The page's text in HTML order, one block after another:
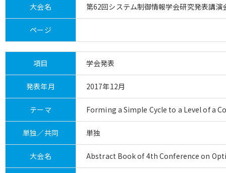
大会名 第62回システム制御情報学会研究発表講
ページ
項目 学会発表
発表年月 2017年12月
テーマ Forming a Simple Cycle to a Level of a
単独／共同 単独
大会名 Abstract Book of 4th Conference on